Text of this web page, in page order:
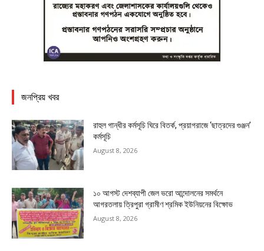
জনপ্রিয় খবর
রাহুল গান্ধীর কর্মসূচি ঘিরে বিতর্ক, প্রয়াগরাজে ‘ছাত্রদের গুঞ্জন’
কর্মসূচি
August 8, 2026
১০ আগস্ট দেশব্যাপী জেল ভরো আন্দোলনের সমর্থনে
আগরতলায় ত্রিপুরা গ্রামীণ শ্রমিক ইউনিয়নের বিক্ষোভ
August 8, 2026